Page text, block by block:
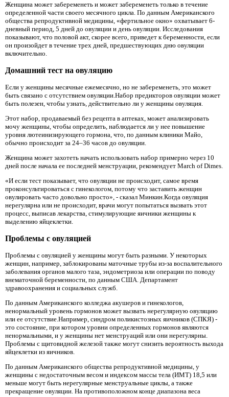
Женщина может забеременеть и может забеременеть только в течение
определенной части своего месячного цикла. По данным Американского
общества репродуктивной медицины, «фертильное окно» охватывает 6-
дневный период, 5 дней до овуляции и день овуляции. Исследования
показывают, что половой акт, скорее всего, приведет к беременности, если
он произойдет в течение трех дней, предшествующих дню овуляции
включительно.
Домашний тест на овуляцию
Если у женщины месячные ежемесячно, но не забеременеть, это может
быть связано с отсутствием овуляции.Набор предикторов овуляции может
быть полезен, чтобы узнать, действительно ли у женщины овуляция.
Этот набор, продаваемый без рецепта в аптеках, может анализировать
мочу женщины, чтобы определить, наблюдается ли у нее повышение
уровня лютеинизирующего гормона, что, по данным клиники Майо,
обычно происходит за 24–36 часов до овуляции.
Женщина может захотеть начать использовать набор примерно через 10
дней после начала ее последней менструации, рекомендует March of Dimes.
«И если тест показывает, что овуляции не происходит, самое время
проконсультироваться с гинекологом, потому что заставить женщин
овулировать часто довольно просто», - сказал Минкин.Когда овуляция
нерегулярна или не происходит, врачи могут попытаться вызвать этот
процесс, выписав лекарства, стимулирующие яичники женщины к
выделению яйцеклетки.
Проблемы с овуляцией
Проблемы с овуляцией у женщины могут быть разными. У некоторых
женщин, например, заблокированы маточные трубы из-за воспалительного
заболевания органов малого таза, эндометриоза или операции по поводу
внематочной беременности, по данным США. Департамент
здравоохранения и социальных служб.
По данным Американского колледжа акушеров и гинекологов,
ненормальный уровень гормонов может вызвать нерегулярную овуляцию
или ее отсутствие.Например, синдром поликистозных яичников (СПКЯ) -
это состояние, при котором уровни определенных гормонов являются
ненормальными, и у женщины нет менструаций или они нерегулярны.
Проблемы с щитовидной железой также могут снизить вероятность выхода
яйцеклетки из яичников.
По данным Американского общества репродуктивной медицины, у
женщины с недостаточным весом и индексом массы тела (ИМТ) 18,5 или
меньше могут быть нерегулярные менструальные циклы, а также
прекращение овуляции. На противоположном конце диапазона веса